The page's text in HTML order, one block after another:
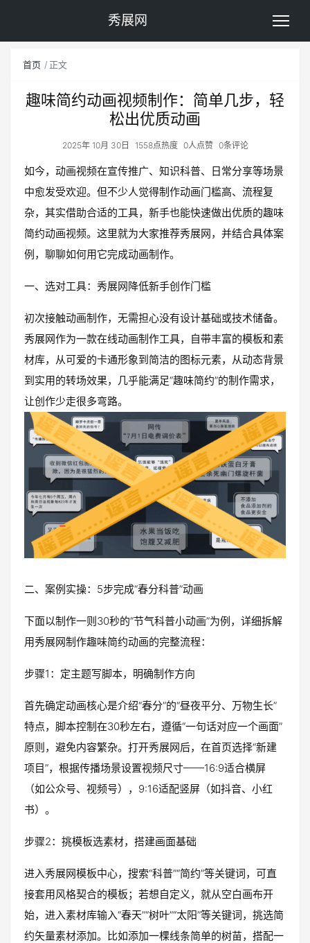
秀展网
首页 正文
趣味简约动画视频制作：简单几步，轻
松出优质动画
2025年 10月 30日 1558点热度 0人点赞 0条评论
如今，动画视频在宣传推广、知识科普、日常分享等场景
中愈发受欢迎。但不少人觉得制作动画门槛高、流程复
杂，其实借助合适的工具，新手也能快速做出优质的趣味
简约动画视频。这里就为大家推荐秀展网，并结合具体案
例，聊聊如何用它完成动画制作。
一、选对工具：秀展网降低新手创作门槛
初次接触动画制作，无需担心没有设计基础或技术储备。
秀展网作为一款在线动画制作工具，自带丰富的模板和素
材库，从可爱的卡通形象到简洁的图标元素，从动态背景
到实用的转场效果，几乎能满足“趣味简约”的制作需求，
让创作少走很多弯路。
二、案例实操：5步完成“春分科普”动画
下面以制作一则30秒的“节气科普小动画”为例，详细拆解
用秀展网制作趣味简约动画的完整流程：
步骤1：定主题写脚本，明确制作方向
首先确定动画核心是介绍“春分”的“昼夜平分、万物生长”
特点，脚本控制在30秒左右，遵循“一句话对应一个画面”
原则，避免内容繁杂。打开秀展网后，在首页选择“新建
项目”，根据传播场景设置视频尺寸——16:9适合横屏
（如公众号、视频号），9:16适配竖屏（如抖音、小红
书）。
步骤2：挑模板选素材，搭建画面基础
进入秀展网模板中心，搜索“科普”“简约”等关键词，可直
接套用风格契合的模板；若想自定义，就从空白画布开
始，进入素材库输入“春天”“树叶”“太阳”等关键词，挑选简
约矢量素材添加。比如添加一棵线条简单的树苗，搭配一